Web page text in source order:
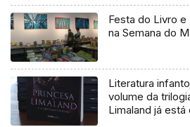
Festa do Livro e
na Semana do
Literatura
volume da
Limaland já está